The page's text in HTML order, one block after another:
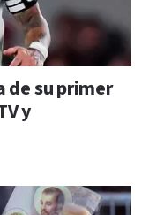
de su primer
y